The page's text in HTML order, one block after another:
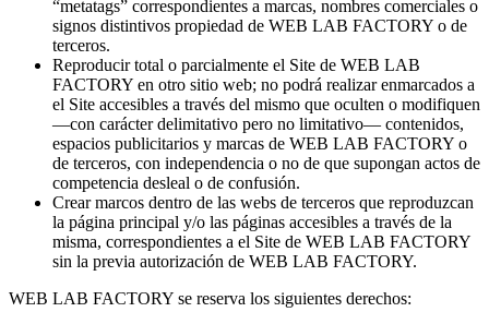
“metatags” correspondientes a marcas, nombres comerciales o
signos distintivos propiedad de WEB LAB FACTORY o de
terceros.
Reproducir total o parcialmente el Site de WEB LAB
FACTORY en otro sitio web; no podrá realizar enmarcados a
el Site accesibles a través del mismo que oculten o modifiquen
—con carácter delimitativo pero no limitativo— contenidos,
espacios publicitarios y marcas de WEB LAB FACTORY o
de terceros, con independencia o no de que supongan actos de
competencia desleal o de confusión.
Crear marcos dentro de las webs de terceros que reproduzcan
la página principal y/o las páginas accesibles a través de la
misma, correspondientes a el Site de WEB LAB FACTORY
sin la previa autorización de WEB LAB FACTORY.
WEB LAB FACTORY se reserva los siguientes derechos: